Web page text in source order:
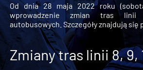
Od dnia 28 maja 2022 roku
wprowadzenie zmian tras linii
autobusowych. Szczegóły znajdują się
Zmiany tras linii 8, 9,